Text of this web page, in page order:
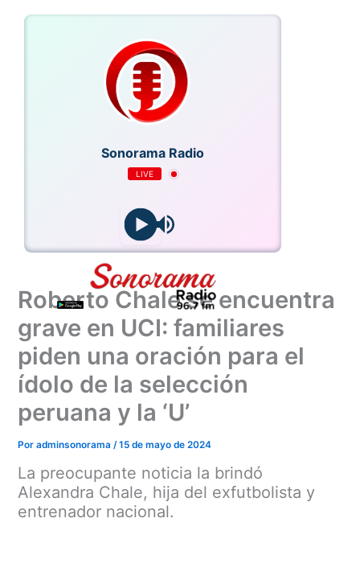
Sonorama Radio
LIVE
Roberto Chale se encuentra
grave en UCI: familiares
piden una oración para el
ídolo de la selección
peruana y la ‘U’
Poradminsonorama/15 de mayo de 2024
La preocupante noticia la brindó
Alexandra Chale, hija del exfutbolista y
entrenador nacional.